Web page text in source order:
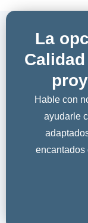
La
Hable con
ayudarle
encantados